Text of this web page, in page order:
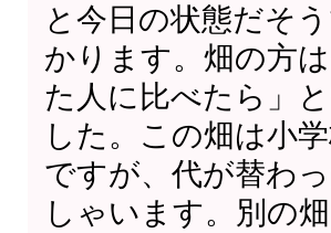
と今日の状態だそ
かります。畑の方
た人に比べたら」
した。この畑は小
ですが、代が替わ
しゃいます。別の